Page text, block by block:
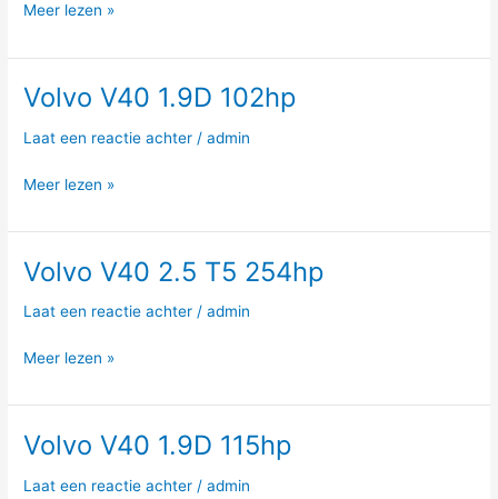
213hp
Meer lezen »
Volvo V40 1.9D 102hp
Laat een reactie achter /admin
Volvo
1.9D
Meer lezen »
Volvo V40 2.5 T5 254hp
Laat een reactie achter /admin
Volvo
2.5
254hp
Meer lezen »
Volvo V40 1.9D 115hp
Laat een reactie achter /admin
Volvo
1.9D